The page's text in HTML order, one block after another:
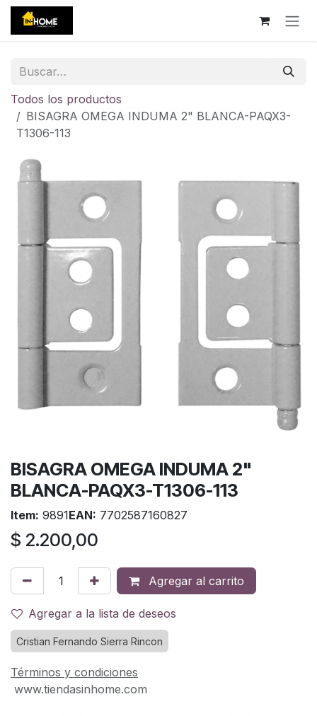
Ir al contenido
Todos los productos
BISAGRA OMEGA INDUMA 2" BLANCA-PAQX3-
T1306-113
BISAGRA OMEGA INDUMA 2"
BLANCA-PAQX3-T1306-113
Item: 9891EAN: 7702587160827
$ 2.200,00
Agregar al carrito
Agregar a la lista de deseos
Cristian Fernando Sierra Rincon
Términos y condiciones
www.tiendasinhome.com